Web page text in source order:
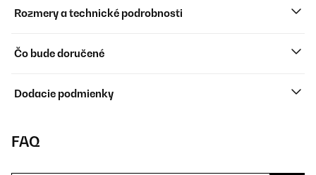
Rozmery a technické podrobnosti
Čo bude doručené
Dodacie podmienky
FAQ